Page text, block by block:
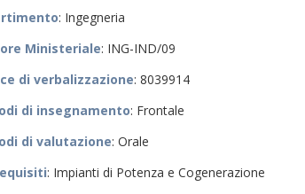
: Ingegneria
Ministeriale: ING-IND/09
di verbalizzazione: 8039914
di insegnamento: Frontale
di valutazione: Orale
: Impianti di Potenza e Cogenerazione